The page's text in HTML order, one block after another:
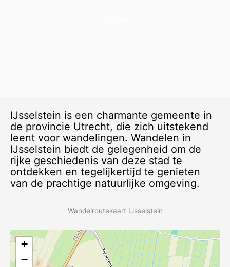
IJsselstein is een charmante gemeente in
de provincie Utrecht, die zich uitstekend
leent voor wandelingen. Wandelen in
IJsselstein biedt de gelegenheid om de
rijke geschiedenis van deze stad te
ontdekken en tegelijkertijd te genieten
van de prachtige natuurlijke omgeving.
Wandelroutekaart IJsselstein
+
−